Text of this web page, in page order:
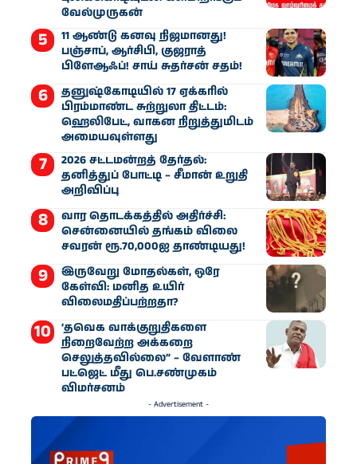
வேல்முருகன்
11 ஆண்டு கனவு நிஜமானது!
பஞ்சாப், ஆர்சிபி, குஜராத்
பிளேஆஃப்! சாய் சுதர்சன் சதம்!
தனுஷ்கோடியில் 17 ஏக்கரில்
பிரம்மாண்ட சுற்றுலா திட்டம்:
ஹெலிபேட், வாகன நிறுத்துமிடம்
அமையவுள்ளது
2026 சட்டமன்றத் தேர்தல்:
தனித்துப் போட்டி – சீமான் உறுதி
அறிவிப்பு
வார தொடக்கத்தில் அதிர்ச்சி:
சென்னையில் தங்கம் விலை
சவரன் ரூ.70,000ஐ தாண்டியது!
இருவேறு மோதல்கள், ஒரே
கேள்வி: மனித உயிர்
விலைமதிப்பற்றதா?
‘தவெக வாக்குறுதிகளை
நிறைவேற்ற அக்கறை
செலுத்தவில்லை” – வேளாண்
பட்ஜெட் மீது பெ.சண்முகம்
விமர்சனம்
- Advertisement -